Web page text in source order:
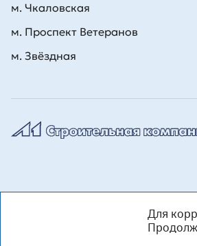
м. Чкаловская
м. Проспект Ветеранов
м. Звёздная
Для